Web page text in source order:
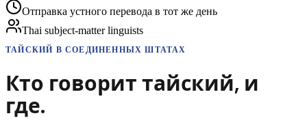
Отправка устного перевода в тот же день
Thai subject-matter linguists
ТАЙСКИЙ В СОЕДИНЕННЫХ ШТАТАХ
Кто говорит тайский, и
где.